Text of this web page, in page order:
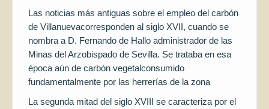
Las noticias más antiguas sobre el empleo del carbón
de Villanuevacorresponden al siglo XVII, cuando se
nombra a D. Fernando de Hallo administrador de las
Minas del Arzobispado de Sevilla. Se trataba en esa
época aún de carbón vegetalconsumido
fundamentalmente por las herrerías de la zona
La segunda mitad del siglo XVIII se caracteriza por el